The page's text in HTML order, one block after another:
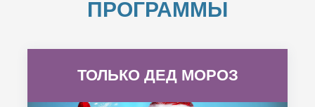
ПРОГРАММЫ
ТОЛЬКО ДЕД МОРОЗ